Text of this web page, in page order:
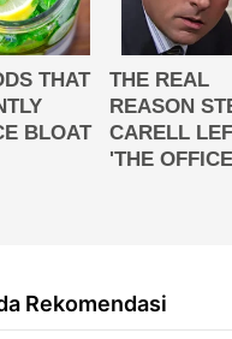
Rekomendasi